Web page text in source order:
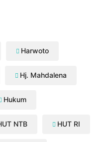
Harwoto
Hj. Mahdalena
Hukum
NTB HUT RI